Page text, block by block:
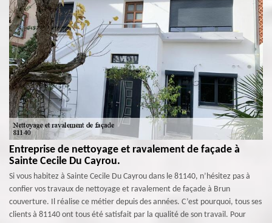
Entreprise de nettoyage et ravalement de façade à
Sainte Cecile Du Cayrou.
Si vous habitez à Sainte Cecile Du Cayrou dans le 81140, n’hésitez pas à
confier vos travaux de nettoyage et ravalement de façade à Brun
couverture. Il réalise ce métier depuis des années. C’est pourquoi, tous ses
clients à 81140 ont tous été satisfait par la qualité de son travail. Pour